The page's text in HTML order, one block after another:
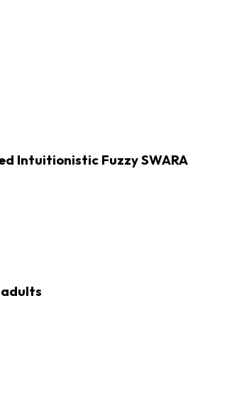
Intuitionistic Fuzzy SWARA